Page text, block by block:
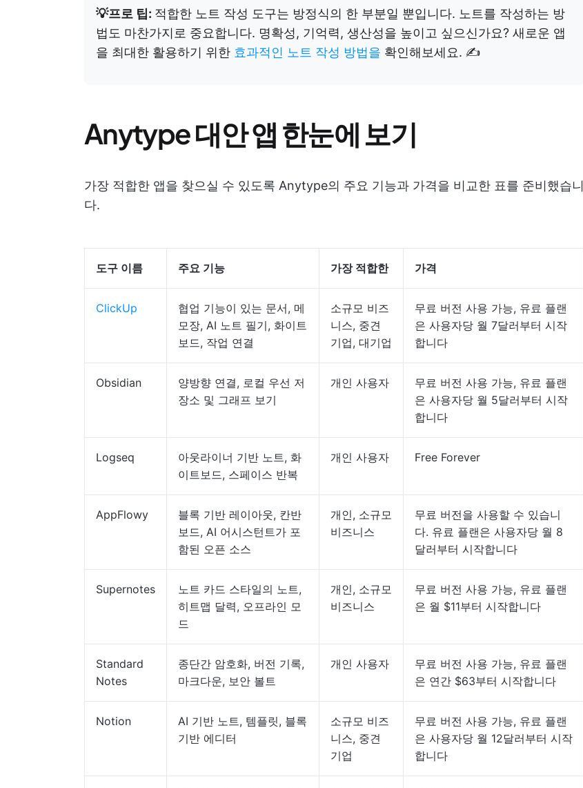
💡프로 팁: 적합한 노트 작성 도구는 방정식의 한 부분일 뿐입니다. 노트를 작성하는 방
법도 마찬가지로 중요합니다. 명확성, 기억력, 생산성을 높이고 싶으신가요? 새로운 앱
을 최대한 활용하기 위한 효과적인 노트 작성 방법을 확인해보세요. ✍️
Anytype 대안 앱 한눈에 보기
가장 적합한 앱을 찾으실 수 있도록 Anytype의 주요 기능과 가격을 비교한 표를 준비했습니
다.
도구 이름 주요 기능 가장 적합한 가격
ClickUp
협업 기능이 있는 문서, 메
모장, AI 노트 필기, 화이트
보드, 작업 연결
소규모 비즈
니스, 중견
기업, 대기업
무료 버전 사용 가능, 유료 플랜
은 사용자당 월 7달러부터 시작
합니다
Obsidian
양방향 연결, 로컬 우선 저
장소 및 그래프 보기
개인 사용자
무료 버전 사용 가능, 유료 플랜
은 사용자당 월 5달러부터 시작
합니다
Logseq
아웃라이너 기반 노트, 화
이트보드, 스페이스 반복
개인 사용자 Free Forever
AppFlowy
블록 기반 레이아웃, 칸반
보드, AI 어시스턴트가 포
함된 오픈 소스
개인, 소규모
비즈니스
무료 버전을 사용할 수 있습니
다. 유료 플랜은 사용자당 월 8
달러부터 시작합니다
Supernotes
노트 카드 스타일의 노트,
히트맵 달력, 오프라인 모
드
개인, 소규모
비즈니스
무료 버전 사용 가능, 유료 플랜
은 월 $11부터 시작합니다
Standard
Notes
종단간 암호화, 버전 기록,
마크다운, 보안 볼트
개인 사용자
무료 버전 사용 가능, 유료 플랜
은 연간 $63부터 시작합니다
Notion
AI 기반 노트, 템플릿, 블록
기반 에디터
소규모 비즈
니스, 중견
기업
무료 버전 사용 가능, 유료 플랜
은 사용자당 월 12달러부터 시작
합니다